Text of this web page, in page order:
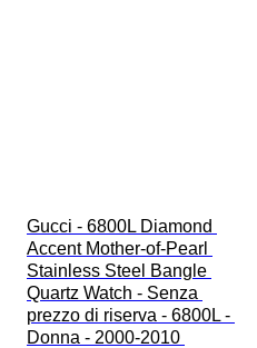
Gucci - 6800L Diamond
Accent Mother-of-Pearl
Stainless Steel Bangle
Quartz Watch - Senza
prezzo di riserva - 6800L -
Donna - 2000-2010